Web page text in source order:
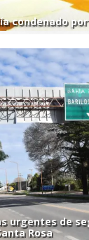
condenado
urgentes de
Rosa